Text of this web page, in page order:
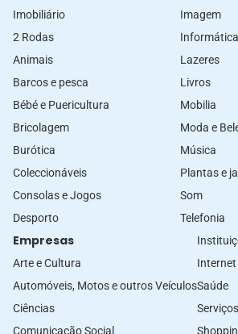
Imobiliário
2 Rodas
Animais
Barcos e pesca
Bébé e Puericultura
Bricolagem
Burótica
Coleccionáveis
Consolas e Jogos
Desporto
Imagem
Informática
Lazeres
Livros
Mobilia
Moda e
Música
Plantas e
Som
Telefonia
Empresas
Arte e Cultura
Automóveis, Motos e outros Veículos
Ciências
Comunicação Social
Saúde
Serviços